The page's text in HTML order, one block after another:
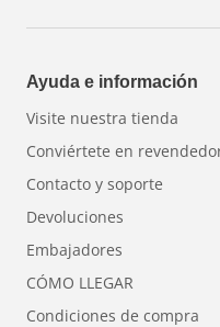
Ayuda e información
Visite nuestra tienda
Conviértete en
Contacto y soporte
Devoluciones
Embajadores
CÓMO LLEGAR
Condiciones de compra